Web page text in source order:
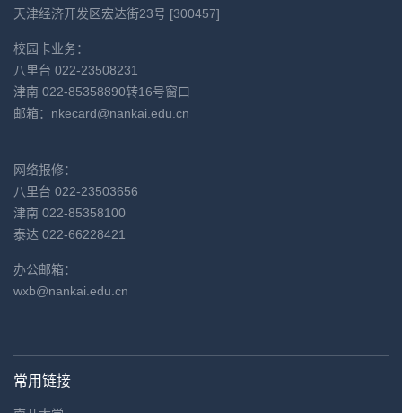
天津经济开发区宏达街23号 [300457]
校园卡业务：
八里台 022-23508231
津南 022-85358890转16号窗口
邮箱： nkecard@nankai.edu.cn
网络报修：
八里台 022-23503656
津南 022-85358100
泰达 022-66228421
办公邮箱：
wxb@nankai.edu.cn
常用链接